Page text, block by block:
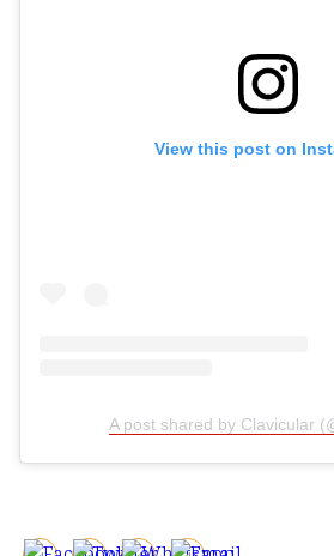
View this post on
A post shared by Clavicular